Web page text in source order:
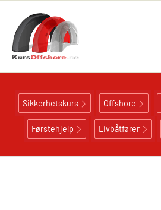
Sikkerhetskurs Offshore
Førstehjelp Livbåtfører